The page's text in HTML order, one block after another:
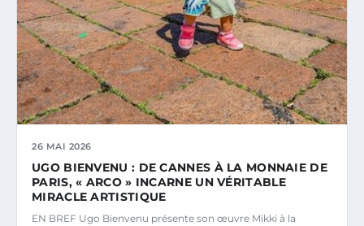
26 MAI 2026
UGO BIENVENU : DE CANNES À LA MONNAIE DE
PARIS, « ARCO » INCARNE UN VÉRITABLE
MIRACLE ARTISTIQUE
EN BREF Ugo Bienvenu présente son œuvre Mikki à la